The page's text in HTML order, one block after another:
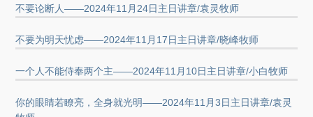
不要论断人——2024年11月24日主日讲章/袁灵牧师
不要为明天忧虑——2024年11月17日主日讲章/晓峰牧师
一个人不能侍奉两个主——2024年11月10日主日讲章/小白牧师
你的眼睛若瞭亮，全身就光明——2024年11月3日主日讲章/袁灵